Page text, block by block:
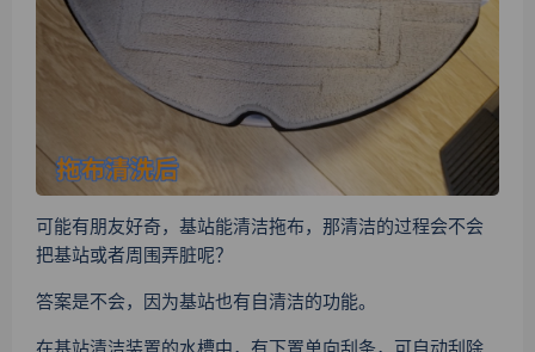
可能有朋友好奇，基站能清洁拖布，那清洁的过程会不会
把基站或者周围弄脏呢？
答案是不会，因为基站也有自清洁的功能。